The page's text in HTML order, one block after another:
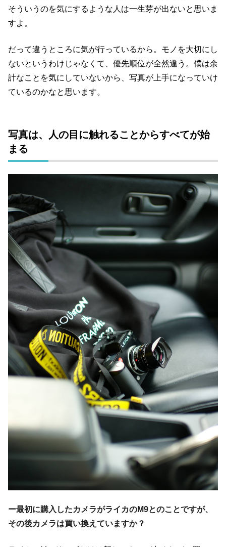
そういうのを気にするような人は一生芽が出ないと思いま
すよ。
だって違うところに気が行っているから。モノを大切にし
ないというわけじゃなくて、優先順位が全然違う。僕は余
計なことを気にしていないから、写真が上手になっていけ
ているのかなと思います。
写真は、人の目に触れることからすべてが始
まる
ー最初に購入したカメラがライカのM9とのことですが、
その後カメラは買い換えていますか？